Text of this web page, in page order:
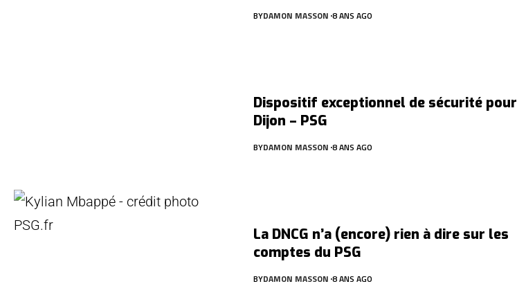
BYDAMON MASSON 8 ANS AGO
Dispositif exceptionnel de sécurité pour
Dijon – PSG
BYDAMON MASSON 8 ANS AGO
La DNCG n’a (encore) rien à dire sur les
comptes du PSG
BYDAMON MASSON 8 ANS AGO